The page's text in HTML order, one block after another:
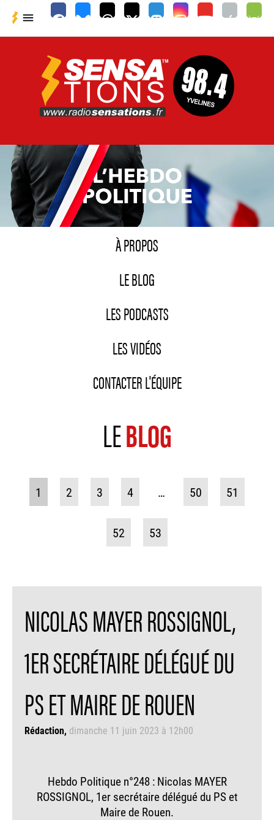

À PROPOS
LE BLOG
LES PODCASTS
LES VIDÉOS
CONTACTER L'ÉQUIPE
LEBLOG
1 2 3 4 … 50 51
52 53
NICOLAS MAYER ROSSIGNOL,
1ER SECRÉTAIRE DÉLÉGUÉ DU
PS ET MAIRE DE ROUEN
Rédaction dimanche 11 juin 2023 à 12h00
Hebdo Politique n°248 : Nicolas MAYER
ROSSIGNOL, 1er secrétaire délégué du PS et
Maire de Rouen.